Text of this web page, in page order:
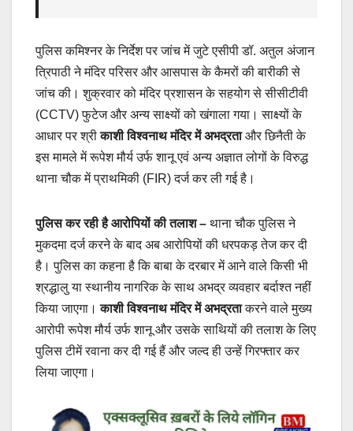
पुलिस कमिश्नर के निर्देश पर जांच में जुटे एसीपी डॉ. अतुल अंजान
त्रिपाठी ने मंदिर परिसर और आसपास के कैमरों की बारीकी से
जांच की। शुक्रवार को मंदिर प्रशासन के सहयोग से सीसीटीवी
(CCTV) फुटेज और अन्य साक्ष्यों को खंगाला गया। साक्ष्यों के
आधार पर श्रीकाशी विश्वनाथ मंदिर में अभद्रताऔर छिनैती के
इस मामले में रूपेश मौर्य उर्फ शानू एवं अन्य अज्ञात लोगों के विरुद्ध
थाना चौक में प्राथमिकी (FIR) दर्ज कर ली गई है।
पुलिस कर रही है आरोपियों की तलाश – थाना चौक पुलिस ने
मुकदमा दर्ज करने के बाद अब आरोपियों की धरपकड़ तेज कर दी
है। पुलिस का कहना है कि बाबा के दरबार में आने वाले किसी भी
श्रद्धालु या स्थानीय नागरिक के साथ अभद्र व्यवहार बर्दाश्त नहीं
किया जाएगा।काशी विश्वनाथ मंदिर में अभद्रताकरने वाले मुख्य
आरोपी रूपेश मौर्य उर्फ शानू और उसके साथियों की तलाश के लिए
पुलिस टीमें रवाना कर दी गई हैं और जल्द ही उन्हें गिरफ्तार कर
लिया जाएगा।